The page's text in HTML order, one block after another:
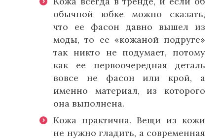
обычной юбке можно сказать,
что ее фасон давно вышел из
моды, то ее «кожаной подруге»
так никто не подумает, потому
как ее первоочередная деталь
вовсе не фасон или крой, а
именно материал, из которого
она выполнена.
Кожа практична. Вещи из кожи
не нужно гладить, а современная